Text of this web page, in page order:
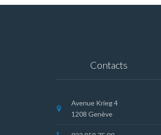
Contacts
Avenue Krieg 4
1208 Genève